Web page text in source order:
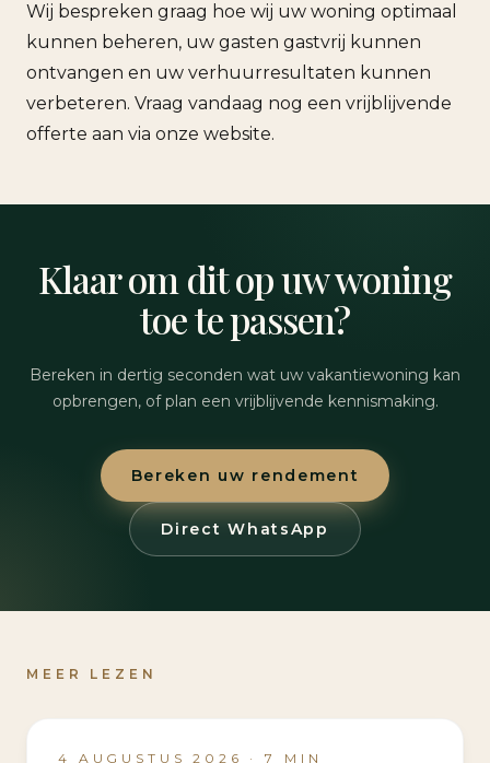
Wij bespreken graag hoe wij uw woning optimaal
kunnen beheren, uw gasten gastvrij kunnen
ontvangen en uw verhuurresultaten kunnen
verbeteren. Vraag vandaag nog een vrijblijvende
offerte aan via onze website.
Klaar om dit op uw woning
toe te passen?
Bereken in dertig seconden wat uw vakantiewoning kan
opbrengen, of plan een vrijblijvende kennismaking.
Bereken uw rendement
Direct WhatsApp
MEER LEZEN
4 AUGUSTUS 2026 ·7 MIN